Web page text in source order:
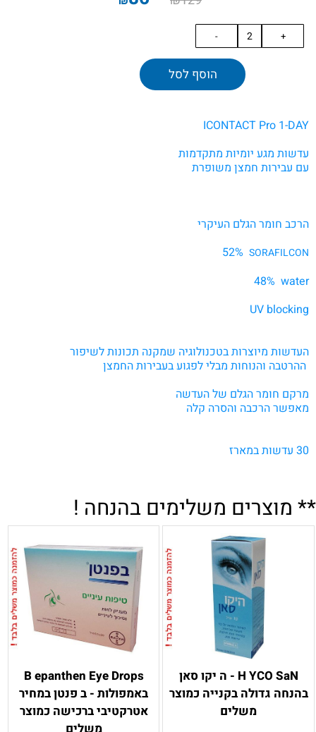
הוסף לסל
ICONTACT Pro 1-DAY
עדשות מגע יומיות מתקדמות
עם עבירות חמצן משופרת
הרכב חומר הגלם העיקרי
52% SORAFILCON
48% water
UV blocking
העדשות מיוצרות בטכנולוגיה שמקנה תכונות לשיפור
ההרטבה והנוחות מבלי לפגוע בעבירות החמצן
מרקם חומר הגלם של העדשה
מאפשר הרכבה והסרה קלה
30 עדשות במארז
** מוצרים משלימים בהנחה !
H YCO SaN - ה יקו סאן
בהנחה גדולה בקנייה כמוצר
משלים
B epanthen Eye Drops
באמפולות - ב פנטן במחיר
אטרקטיבי ברכישה כמוצר